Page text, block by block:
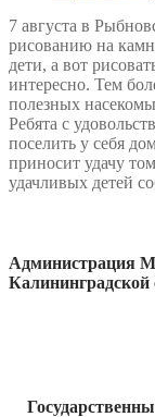
7 августа в
рисованию на
дети, а вот
интересно. Тем
полезных
Ребята с
поселить у себя
приносит удачу
удачливых детей
Администрация
Калининградской